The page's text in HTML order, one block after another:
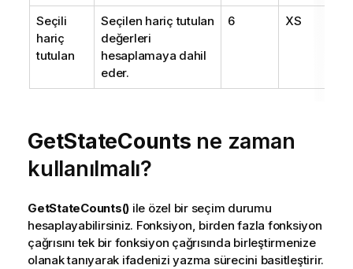
Seçili
hariç
tutulan
Seçilen hariç tutulan
değerleri
hesaplamaya dahil
eder.
6 XS
GetStateCounts ne zaman
kullanılmalı?
GetStateCounts() ile özel bir seçim durumu
hesaplayabilirsiniz. Fonksiyon, birden fazla fonksiyon
çağrısını tek bir fonksiyon çağrısında birleştirmenize
olanak tanıyarak ifadenizi yazma sürecini basitleştirir.